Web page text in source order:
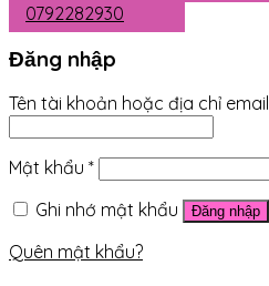
0792282930
Đăng nhập
Tên tài khoản hoặc địa chỉ email
Mật khẩu *
Ghi nhớ mật khẩu
Đăng nhập
Quên mật khẩu?